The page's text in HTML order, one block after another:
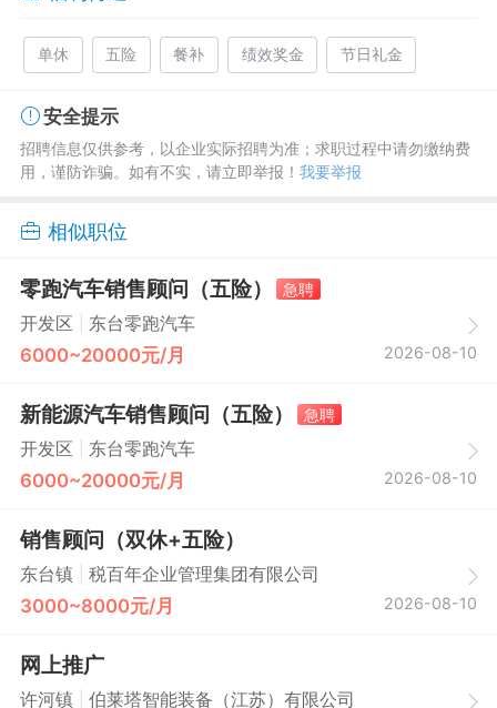
单休 五险 餐补 绩效奖金 节日礼金
安全提示
招聘信息仅供参考，以企业实际招聘为准；求职过程中请勿缴纳费
用，谨防诈骗。如有不实，请立即举报！ 我要举报
相似职位
零跑汽车销售顾问（五险）
急聘
开发区
东台零跑汽车
6000~20000元/月 2026-08-10
新能源汽车销售顾问（五险）
急聘
开发区
东台零跑汽车
6000~20000元/月 2026-08-10
销售顾问（双休+五险）
东台镇 税百年企业管理集团有限公司
3000~8000元/月 2026-08-10
网上推广
许河镇 伯莱塔智能装备（江苏）有限公司